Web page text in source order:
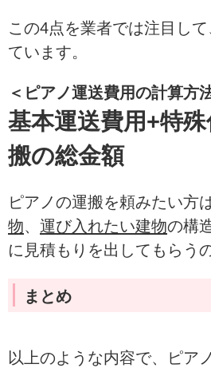
この4点を業者では注目し
ています。
＜ピアノ運送費用の計算方
基本運送費用+特
搬の総金額
ピアノの運搬を頼みたい方は
物、 運び入れたい建物の構
に見積もりを出してもらう
まとめ
以上のような内容で、ピア